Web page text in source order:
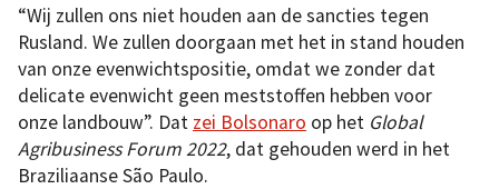
“Wij zullen ons niet houden aan de sancties tegen
Rusland. We zullen doorgaan met het in stand houden
van onze evenwichtspositie, omdat we zonder dat
delicate evenwicht geen meststoffen hebben voor
onze landbouw”. Dat zei Bolsonaro op het Global
Agribusiness Forum 2022, dat gehouden werd in het
Braziliaanse São Paulo.